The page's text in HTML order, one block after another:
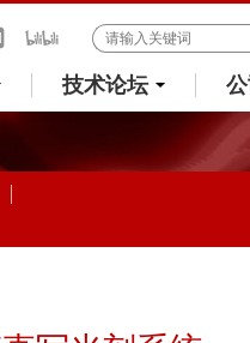
技术论坛 公